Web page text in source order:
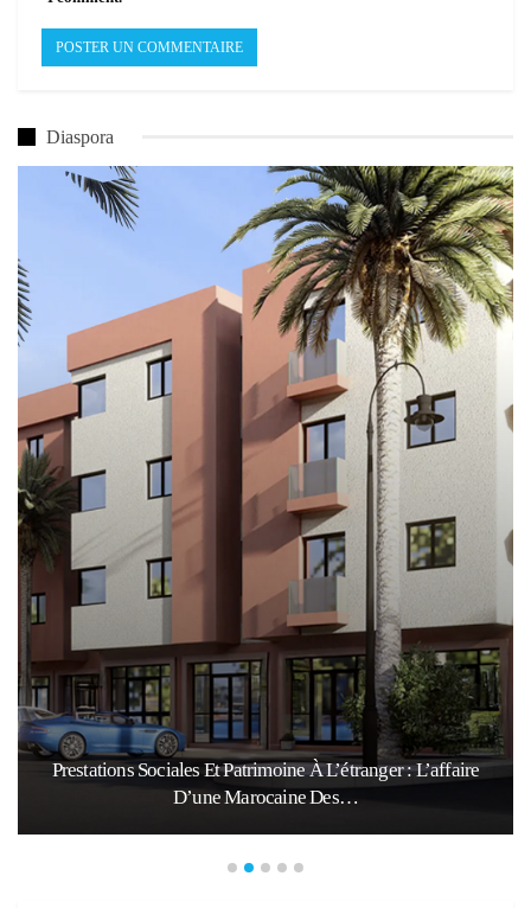
Diaspora
Prestations Sociales Et Patrimoine À L’étranger : L’affaire
D’une Marocaine Des…